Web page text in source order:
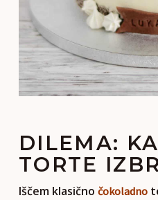
DILEMA:
TORTE
Iščem klasično čokoladno